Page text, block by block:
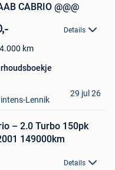
CABRIO @@@
Details
km
Lennik
29 jul 26
– 2.0 Turbo 150pk
149000km
Details